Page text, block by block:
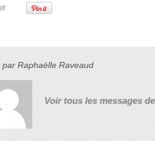
par Raphaëlle Raveaud
Voir tous les messages